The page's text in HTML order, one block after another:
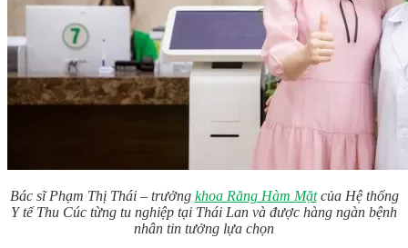
Bác sĩ Phạm Thị Thái – trưởng khoa Răng Hàm Mặtcủa Hệ thống
Y tế Thu Cúc từng tu nghiệp tại Thái Lan và được hàng ngàn bệnh
nhân tin tưởng lựa chọn